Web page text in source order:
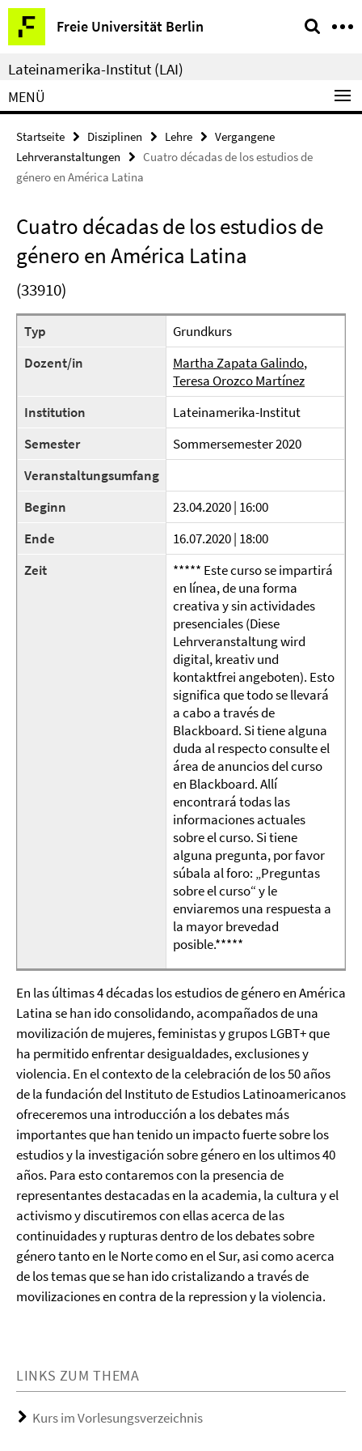
Springe
direkt
zu
Inhalt
Freie Universität Berlin
Service-
Navigation
Lateinamerika-Institut (LAI)
MENÜ
Startseite Disziplinen Lehre
Vergangene
Lehrveranstaltungen
Cuatro décadas de los estudios de
género en América Latina
Cuatro décadas de los estudios de
género en América Latina
(33910)
Typ
Grundkurs
Dozent/in
Martha Zapata Galindo,
Teresa Orozco Martínez
Institution
Lateinamerika-Institut
Semester
Sommersemester 2020
Veranstaltungsumfang
Beginn
23.04.2020 | 16:00
Ende
16.07.2020 | 18:00
Zeit
***** Este curso se impartirá
en línea, de una forma
creativa y sin actividades
presenciales (Diese
Lehrveranstaltung wird
digital, kreativ und
kontaktfrei angeboten). Esto
significa que todo se llevará
a cabo a través de
Blackboard. Si tiene alguna
duda al respecto consulte el
área de anuncios del curso
en Blackboard. Allí
encontrará todas las
informaciones actuales
sobre el curso. Si tiene
alguna pregunta, por favor
súbala al foro: „Preguntas
sobre el curso“ y le
enviaremos una respuesta a
la mayor brevedad
posible.*****
En las últimas 4 décadas los estudios de género en América
Latina se han ido consolidando, acompañados de una
movilización de mujeres, feministas y grupos LGBT+ que
ha permitido enfrentar desigualdades, exclusiones y
violencia. En el contexto de la celebración de los 50 años
de la fundación del Instituto de Estudios Latinoamericanos
ofreceremos una introducción a los debates más
importantes que han tenido un impacto fuerte sobre los
estudios y la investigación sobre género en los ultimos 40
años. Para esto contaremos con la presencia de
representantes destacadas en la academia, la cultura y el
activismo y discutiremos con ellas acerca de las
continuidades y rupturas dentro de los debates sobre
género tanto en le Norte como en el Sur, asi como acerca
de los temas que se han ido cristalizando a través de
movilizaciones en contra de la repression y la violencia.
LINKS ZUM THEMA
Kurs im Vorlesungsverzeichnis